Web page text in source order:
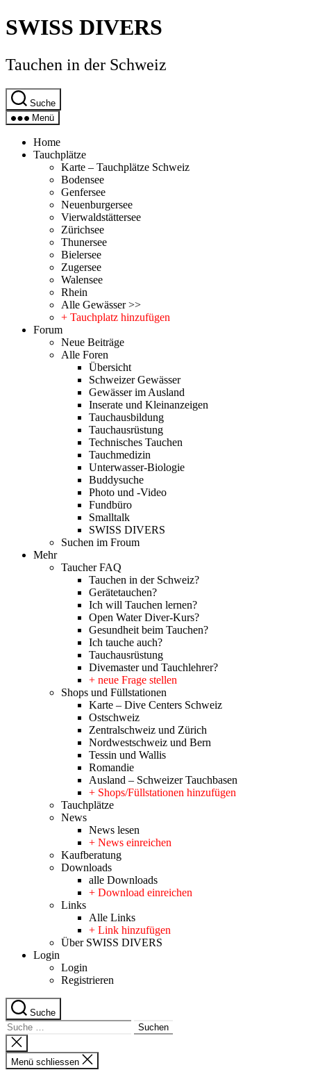
Direkt
zum
wechseln
SWISS DIVERS
Tauchen in der Schweiz
Suche
Menü
Home
Tauchplätze
Karte – Tauchplätze Schweiz
Bodensee
Genfersee
Neuenburgersee
Vierwaldstättersee
Zürichsee
Thunersee
Bielersee
Zugersee
Walensee
Rhein
Alle Gewässer >>
+ Tauchplatz hinzufügen
Forum
Neue Beiträge
Alle Foren
Übersicht
Schweizer Gewässer
Gewässer im Ausland
Inserate und Kleinanzeigen
Tauchausbildung
Tauchausrüstung
Technisches Tauchen
Tauchmedizin
Unterwasser-Biologie
Buddysuche
Photo und -Video
Fundbüro
Smalltalk
SWISS DIVERS
Suchen im Froum
Mehr
Taucher FAQ
Tauchen in der Schweiz?
Gerätetauchen?
Ich will Tauchen lernen?
Open Water Diver-Kurs?
Gesundheit beim Tauchen?
Ich tauche auch?
Tauchausrüstung
Divemaster und Tauchlehrer?
+ neue Frage stellen
Shops und Füllstationen
Karte – Dive Centers Schweiz
Ostschweiz
Zentralschweiz und Zürich
Nordwestschweiz und Bern
Tessin und Wallis
Romandie
Ausland – Schweizer Tauchbasen
+ Shops/Füllstationen hinzufügen
Tauchplätze
News
News lesen
+ News einreichen
Kaufberatung
Downloads
alle Downloads
+ Download einreichen
Links
Alle Links
+ Link hinzufügen
Über SWISS DIVERS
Login
Login
Registrieren
Suche
Suche
nach:
Suche
schliessen
Menü schliessen